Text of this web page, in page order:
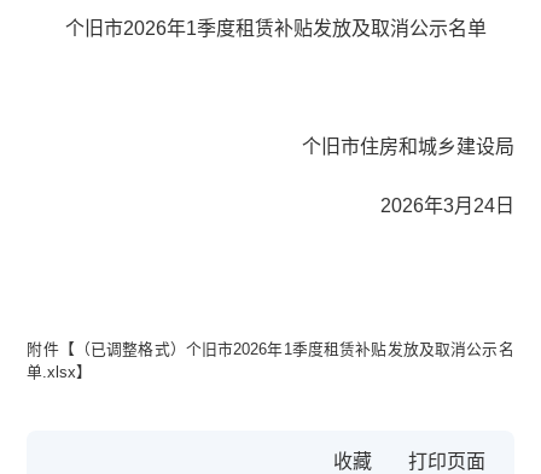
个旧市2026年1季度租赁补贴发放及取消公示名单
个旧市住房和城乡建设局
2026年3月24日
附件【 （已调整格式）个旧市2026年1季度租赁补贴发放及取消公示名
单.xlsx】
收藏